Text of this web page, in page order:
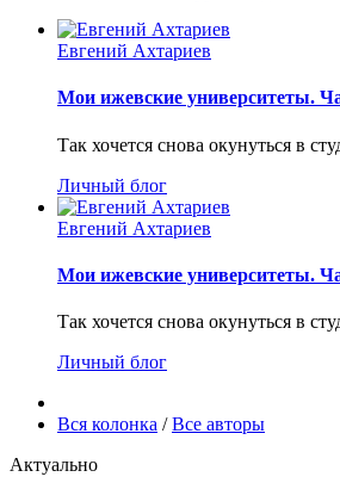
Евгений Ахтариев
Мои ижевские университеты.
Так хочется снова окунуться в
Личный блог
Евгений Ахтариев
Мои ижевские университеты.
Так хочется снова окунуться в
Личный блог
Вся колонка /Все авторы
Актуально